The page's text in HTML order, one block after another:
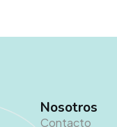
Nosotros
Contacto